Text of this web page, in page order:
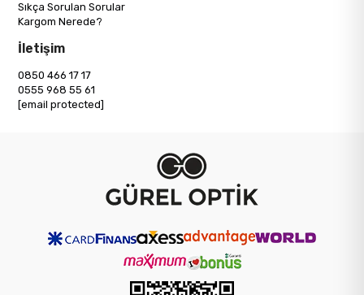
Sıkça Sorulan Sorular
Kargom Nerede?
İletişim
0850 466 17 17
0555 968 55 61
[email protected]